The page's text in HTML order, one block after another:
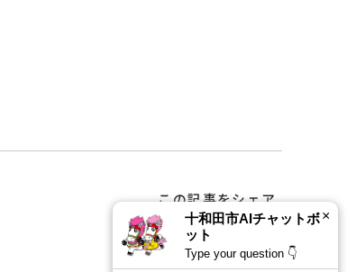
この記事をシェア
十和田市AIチャットボ
ット
Type your question 👇
×